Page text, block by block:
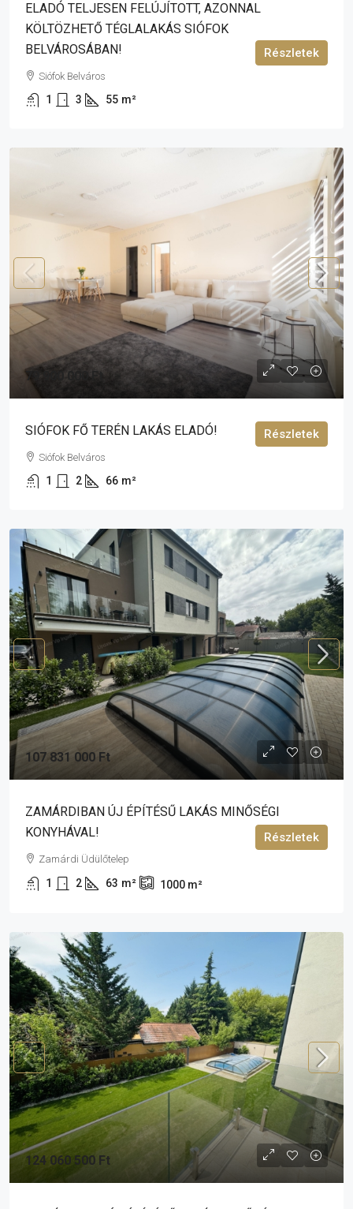
ELADÓ TELJESEN FELÚJÍTOTT, AZONNAL
KÖLTÖZHETŐ TÉGLALAKÁS SIÓFOK
BELVÁROSÁBAN!
Siófok Belváros
1 3 55 m²
Részletek
79 900 000 Ft
SIÓFOK FŐ TERÉN LAKÁS ELADÓ!
Siófok Belváros
1 2 66 m²
Részletek
107 831 000 Ft
ZAMÁRDIBAN ÚJ ÉPÍTÉSŰ LAKÁS MINŐSÉGI
KONYHÁVAL!
Zamárdi Üdülőtelep
1 2 63 m² 1000 m²
Részletek
124 060 500 Ft